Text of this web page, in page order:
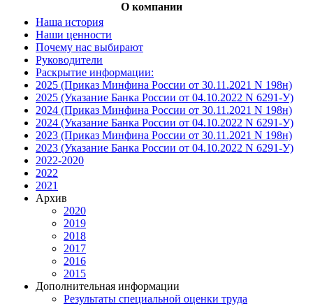
О компании
Наша история
Наши ценности
Почему нас выбирают
Руководители
Раскрытие информации:
2025 (Приказ Минфина России от 30.11.2021 N 198н)
2025 (Указание Банка России от 04.10.2022 N 6291-У)
2024 (Приказ Минфина России от 30.11.2021 N 198н)
2024 (Указание Банка России от 04.10.2022 N 6291-У)
2023 (Приказ Минфина России от 30.11.2021 N 198н)
2023 (Указание Банка России от 04.10.2022 N 6291-У)
2022-2020
2022
2021
Архив
2020
2019
2018
2017
2016
2015
Дополнительная информации
Результаты специальной оценки труда